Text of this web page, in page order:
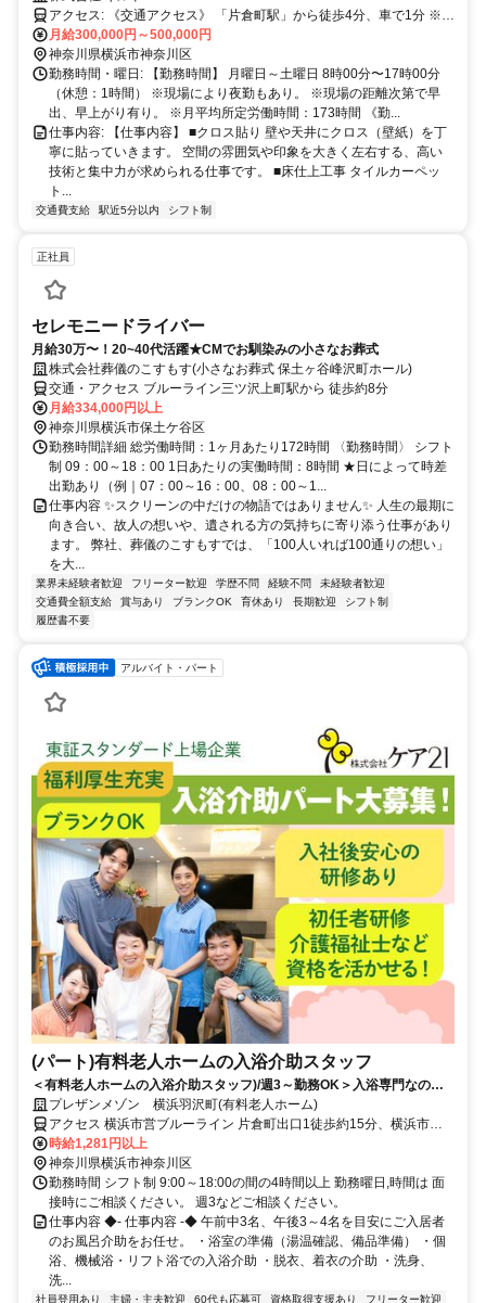
アクセス: 《交通アクセス》 「片倉町駅」から徒歩4分、車で1分 ※車
通勤OK ※交通費支給いたします！
月給300,000円～500,000円
神奈川県横浜市神奈川区
勤務時間・曜日: 【勤務時間】 月曜日～土曜日 8時00分〜17時00分
（休憩：1時間） ※現場により夜勤もあり。 ※現場の距離次第で早
出、早上がり有り。 ※月平均所定労働時間：173時間 《勤...
仕事内容: 【仕事内容】 ■クロス貼り 壁や天井にクロス（壁紙）を丁
寧に貼っていきます。 空間の雰囲気や印象を大きく左右する、高い
技術と集中力が求められる仕事です。 ■床仕上工事 タイルカーペッ
ト...
交通費支給 駅近5分以内 シフト制
正社員
セレモニードライバー
月給30万〜！20~40代活躍★CMでお馴染みの小さなお葬式
株式会社葬儀のこすもす(小さなお葬式 保土ヶ谷峰沢町ホール)
交通・アクセス ブルーライン三ツ沢上町駅から 徒歩約8分
月給334,000円以上
神奈川県横浜市保土ケ谷区
勤務時間詳細 総労働時間：1ヶ月あたり172時間 〈勤務時間〉 シフト
制 09：00～18：00 1日あたりの実働時間：8時間 ★日によって時差
出勤あり（例｜07：00～16：00、08：00～1...
仕事内容 ✨スクリーンの中だけの物語ではありません✨ 人生の最期に
向き合い、故人の想いや、遺される方の気持ちに寄り添う仕事があり
ます。 弊社、葬儀のこすもすでは、「100人いれば100通りの想い」
を大...
業界未経験者歓迎 フリーター歓迎 学歴不問 経験不問
未経験者歓迎
交通費全額支給
賞与あり ブランクOK 育休あり 長期歓迎
シフト制
履歴書不要
アルバイト・パート
(パート)有料老人ホームの入浴介助スタッフ
＜有料老人ホームの入浴介助スタッフ)/週3～勤務OK＞入浴専門なので
集中して業務ができる。初任者研修以上～応募可能です！
プレザンメゾン 横浜羽沢町(有料老人ホーム)
アクセス 横浜市営ブルーライン 片倉町出口1徒歩約15分、横浜市営
ブルーライン 三ッ沢上町2番口徒歩約17分、ＪＲ相鉄直通線/ＪＲ横
須賀線 羽沢横浜国大徒歩約18分 相鉄バス「峰沢団地前」バス停から
徒歩約2分
時給1,281円以上
神奈川県横浜市神奈川区
勤務時間 シフト制 9:00～18:00の間の4時間以上 勤務曜日,時間は 面
接時にご相談ください。 週3などご相談ください。
仕事内容 ◆- 仕事内容 -◆ 午前中3名、午後3～4名を目安にご入居者
のお風呂介助をお任せ。 ・浴室の準備（湯温確認、備品準備） ・個
浴、機械浴・リフト浴での入浴介助 ・脱衣、着衣の介助 ・洗身、
洗...
社員登用あり 主婦・主夫歓迎 60代も応募可 資格取得支援あり フリーター歓迎